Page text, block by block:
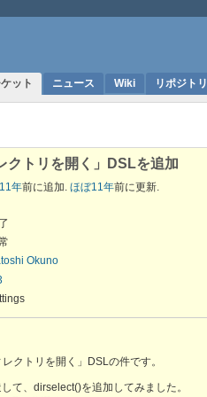
ット ニュース Wiki リポジトリ
クトリを開く」DSLを追加
年前に追加. ほぼ11年前に更新.
Okuno
クトリを開く」DSLの件です。
て、dirselect()を追加してみました。